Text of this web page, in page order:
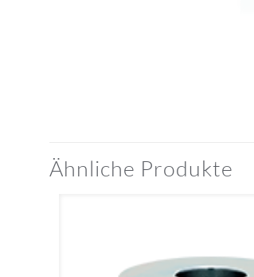
Ähnliche Produkte